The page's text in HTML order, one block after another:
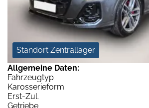
Standort Zentrallager
Allgemeine Daten:
Fahrzeugtyp
Karosserieform
Erst-Zul.
Getriebe